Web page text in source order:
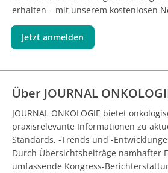
erhalten – mit unserem kostenlosen
Jetzt anmelden
Über JOURNAL
JOURNAL ONKOLOGIE bietet
praxisrelevante Informationen zu
Standards, -Trends und -
Durch Übersichtsbeiträge namhafter
umfassende Kongress-